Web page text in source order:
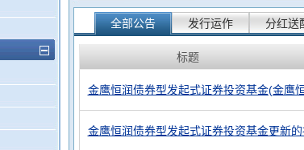
全部公告 发行运作 分红送
标题
金鹰恒润债券型发起式证券投资基金(金鹰
金鹰恒润债券型发起式证券投资基金更新